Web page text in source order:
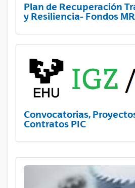
Plan de Recuperación
y Resiliencia- Fondos
Convocatorias,
Contratos PIC